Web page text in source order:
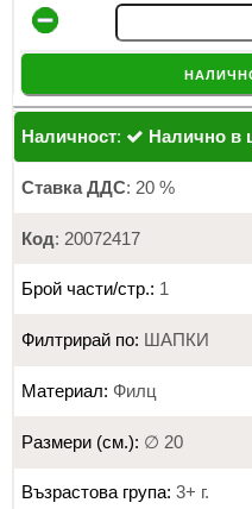
Наличност: Налично в
Ставка ДДС: 20 %
Код: 20072417
Брой части/стр.: 1
Филтрирай по: ШАПКИ
Материал: Филц
Размери (см.): ∅ 20
Възрастова група: 3+ г.